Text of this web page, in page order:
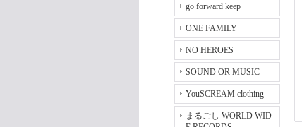
go forward keep
ONE FAMILY
NO HEROES
SOUND OR MUSIC
YouSCREAM clothing
まるごし WORLD WID